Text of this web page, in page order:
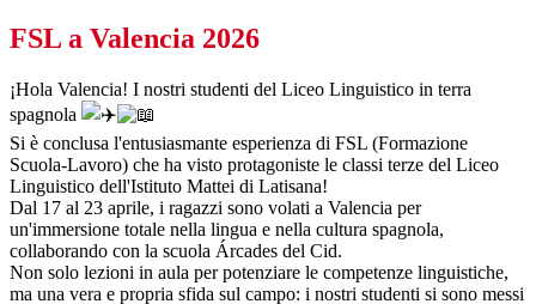
FSL a Valencia 2026
¡Hola Valencia! I nostri studenti del Liceo Linguistico in terra
spagnola
Si è conclusa l'entusiasmante esperienza di FSL (Formazione
Scuola-Lavoro) che ha visto protagoniste le classi terze del Liceo
Linguistico dell'Istituto Mattei di Latisana!
Dal 17 al 23 aprile, i ragazzi sono volati a Valencia per
un'immersione totale nella lingua e nella cultura spagnola,
collaborando con la scuola Árcades del Cid.
Non solo lezioni in aula per potenziare le competenze linguistiche,
ma una vera e propria sfida sul campo: i nostri studenti si sono messi